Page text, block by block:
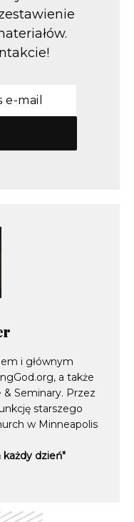
i głównym
a także
Seminary. Przez
starszego
w Minneapolis
każdy dzień"